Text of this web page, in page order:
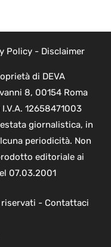
Policy- Disclaimer
di DEVA
8, 00154 Roma
12658471003
giornalistica, in
periodicità. Non
editoriale ai
07.03.2001
- Contattaci